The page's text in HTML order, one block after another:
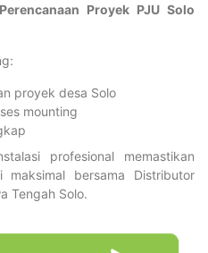
Proyek PJU Solo
proyek desa Solo
mounting
profesional memastikan
maksimal bersama Distributor
Tengah Solo.